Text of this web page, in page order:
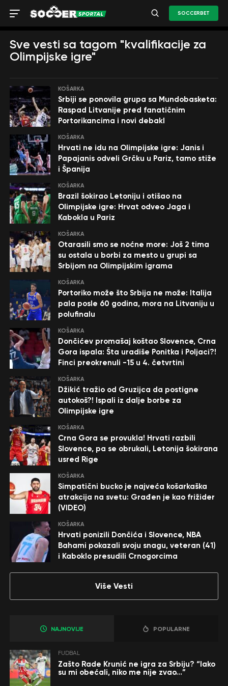
SOCCERBET
Sve vesti sa tagom "kvalifikacije za
Olimpijske igre"
KOŠARKA
Srbiji se ponovila grupa sa Mundobasketa:
Raspad Litvanije pred fanatičnim
Portorikancima i novi debakl
KOŠARKA
Hrvati ne idu na Olimpijske igre: Janis i
Papajanis odveli Grčku u Pariz, tamo stiže
i Španija
KOŠARKA
Brazil šokirao Letoniju i otišao na
Olimpijske igre: Hrvat odveo Jaga i
Kabokla u Pariz
KOŠARKA
Otarasili smo se noćne more: Još 2 tima
su ostala u borbi za mesto u grupi sa
Srbijom na Olimpijskim igrama
KOŠARKA
Portoriko može što Srbija ne može: Italija
pala posle 60 godina, mora na Litvaniju u
polufinalu
KOŠARKA
Dončićev promašaj koštao Slovence, Crna
Gora ispala: Šta uradiše Ponitka i Poljaci?!
Finci preokrenuli -15 u 4. četvrtini
KOŠARKA
Džikić tražio od Gruzijca da postigne
autokoš?! Ispali iz dalje borbe za
Olimpijske igre
KOŠARKA
Crna Gora se provukla! Hrvati razbili
Slovence, pa se obrukali, Letonija šokirana
usred Rige
KOŠARKA
Simpatični bucko je najveća košarkaška
atrakcija na svetu: Građen je kao frižider
(VIDEO)
KOŠARKA
Hrvati ponizili Dončića i Slovence, NBA
Bahami pokazali svoju snagu, veteran (41)
i Kaboklo presudili Crnogorcima
Više Vesti
NAJNOVIJE POPULARNE
FUDBAL
Zašto Rade Krunić ne igra za Srbiju? “Iako
su mi obećali, niko me nije zvao…”